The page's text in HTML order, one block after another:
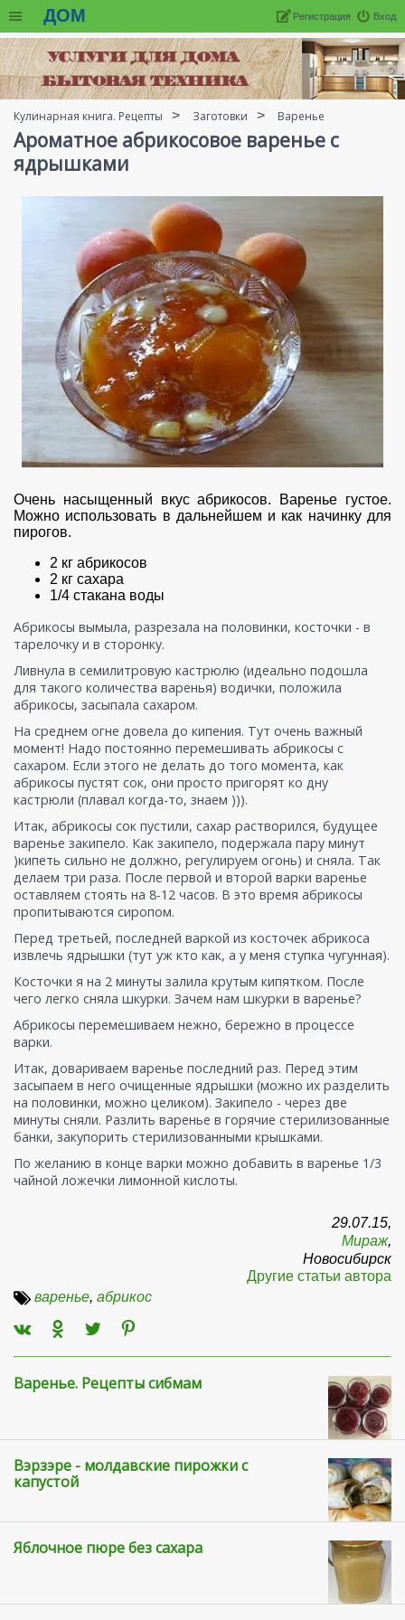
ДОМ Вход
Регистрация
Кулинарная книга. Рецепты Заготовки Варенье
Ароматное абрикосовое варенье с
ядрышками
Очень насыщенный вкус абрикосов. Варенье густое.
Можно использовать в дальнейшем и как начинку для
пирогов.
2 кг абрикосов
2 кг сахара
1/4 стакана воды
Абрикосы вымыла, разрезала на половинки, косточки - в
тарелочку и в сторонку.
Ливнула в семилитровую кастрюлю (идеально подошла
для такого количества варенья) водички, положила
абрикосы, засыпала сахаром.
На среднем огне довела до кипения. Тут очень важный
момент! Надо постоянно перемешивать абрикосы с
сахаром. Если этого не делать до того момента, как
абрикосы пустят сок, они просто пригорят ко дну
кастрюли (плавал когда-то, знаем ))).
Итак, абрикосы сок пустили, сахар растворился, будущее
варенье закипело. Как закипело, подержала пару минут
)кипеть сильно не должно, регулируем огонь) и сняла. Так
делаем три раза. После первой и второй варки варенье
оставляем стоять на 8-12 часов. В это время абрикосы
пропитываются сиропом.
Перед третьей, последней варкой из косточек абрикоса
извлечь ядрышки (тут уж кто как, а у меня ступка чугунная).
Косточки я на 2 минуты залила крутым кипятком. После
чего легко сняла шкурки. Зачем нам шкурки в варенье?
Абрикосы перемешиваем нежно, бережно в процессе
варки.
Итак, довариваем варенье последний раз. Перед этим
засыпаем в него очищенные ядрышки (можно их разделить
на половинки, можно целиком). Закипело - через две
минуты сняли. Разлить варенье в горячие стерилизованные
банки, закупорить стерилизованными крышками.
По желанию в конце варки можно добавить в варенье 1/3
чайной ложечки лимонной кислоты.
29.07.15,
Мираж,
Новосибирск
Другие статьи автора
варенье, абрикос
Варенье. Рецепты сибмам
Вэрзэре - молдавские пирожки с
капустой
Яблочное пюре без сахара